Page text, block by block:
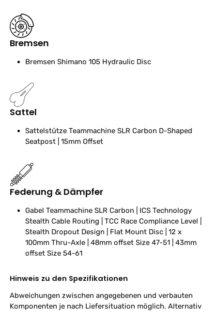
Bremsen
Bremsen Shimano 105 Hydraulic Disc
Sattel
Sattelstütze Teammachine SLR Carbon D-Shaped
Seatpost | 15mm Offset
Federung & Dämpfer
Gabel Teammachine SLR Carbon | ICS Technology
Stealth Cable Routing | TCC Race Compliance Level |
Stealth Dropout Design | Flat Mount Disc | 12 x
100mm Thru-Axle | 48mm offset Size 47-51 | 43mm
offset Size 54-61
Hinweis zu den Spezifikationen
Abweichungen zwischen angegebenen und verbauten
Komponenten je nach Liefersituation möglich. Alternativ